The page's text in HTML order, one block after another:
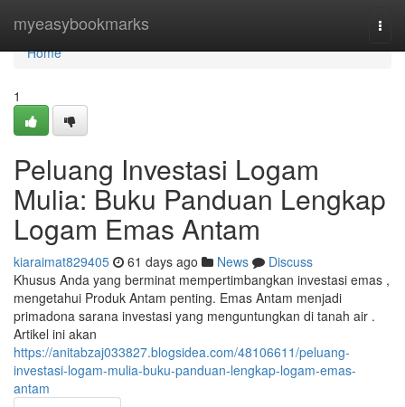
myeasybookmarks
Home
Home
1
Peluang Investasi Logam
Mulia: Buku Panduan Lengkap
Logam Emas Antam
kiaraimat829405 61 days ago News
Discuss
Khusus Anda yang berminat mempertimbangkan investasi emas ,
mengetahui Produk Antam penting. Emas Antam menjadi
primadona sarana investasi yang menguntungkan di tanah air .
Artikel ini akan
https://anitabzaj033827.blogsidea.com/48106611/peluang-
investasi-logam-mulia-buku-panduan-lengkap-logam-emas-
antam